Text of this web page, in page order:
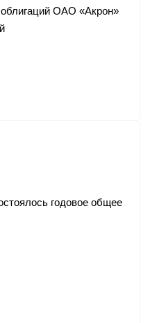
облигаций ОАО «Акрон»
годовое общее